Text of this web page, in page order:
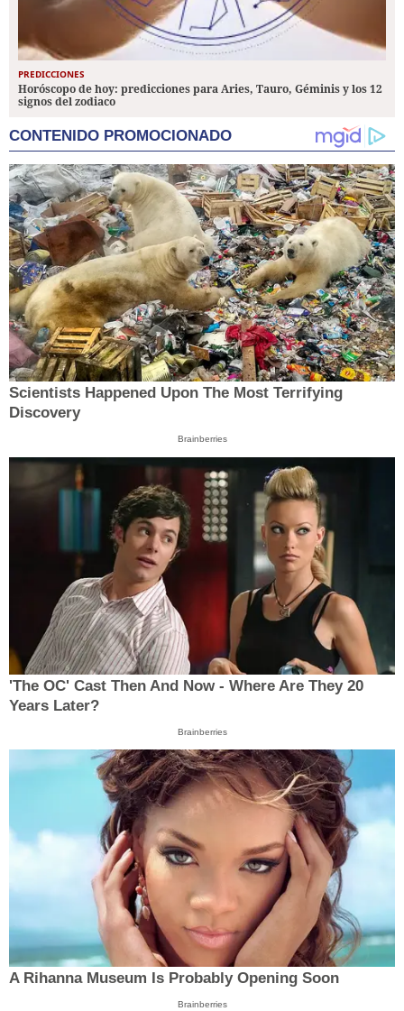
PREDICCIONES
Horóscopo de hoy: predicciones para Aries, Tauro, Géminis y los 12
signos del zodiaco
CONTENIDO PROMOCIONADO
Scientists Happened Upon The Most Terrifying
Discovery
Brainberries
'The OC' Cast Then And Now - Where Are They 20
Years Later?
Brainberries
A Rihanna Museum Is Probably Opening Soon
Brainberries